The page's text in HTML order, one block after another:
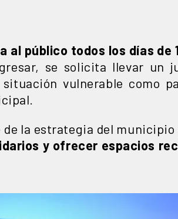
al público todos los días de
se solicita llevar un
vulnerable como
la estrategia del municipio
y ofrecer espacios